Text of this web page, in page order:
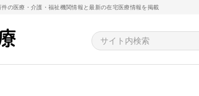
件の医療・介護・福祉機関情報と最新の在宅医療情報を掲載